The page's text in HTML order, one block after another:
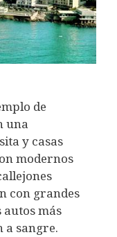
de
una
y casas
modernos
con grandes
más
a sangre.